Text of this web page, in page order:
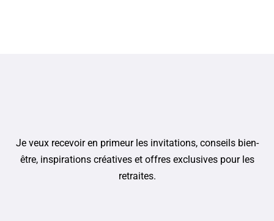
Je veux recevoir en primeur les invitations, conseils bien-
être, inspirations créatives et offres exclusives pour les
retraites.